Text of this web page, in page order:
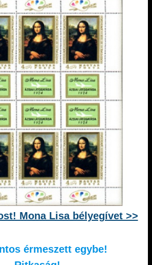
Mona Lisa bélyegívet >>
érmeszett egybe!